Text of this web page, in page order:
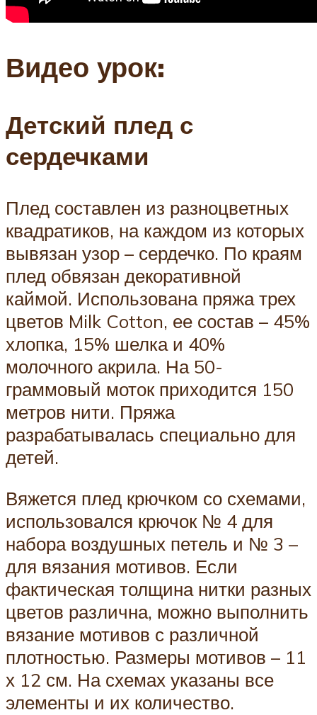
Видео урок:
Детский плед с
сердечками
Плед составлен из разноцветных
квадратиков, на каждом из которых
вывязан узор – сердечко. По краям
плед обвязан декоративной
каймой. Использована пряжа трех
цветов Milk Cotton, ее состав – 45%
хлопка, 15% шелка и 40%
молочного акрила. На 50-
граммовый моток приходится 150
метров нити. Пряжа
разрабатывалась специально для
детей.
Вяжется плед крючком со схемами,
использовался крючок № 4 для
набора воздушных петель и № 3 –
для вязания мотивов. Если
фактическая толщина нитки разных
цветов различна, можно выполнить
вязание мотивов с различной
плотностью. Размеры мотивов – 11
х 12 см. На схемах указаны все
элементы и их количество.